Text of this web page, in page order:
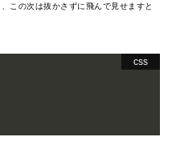
この次は抜かさずに飛んで見せますと